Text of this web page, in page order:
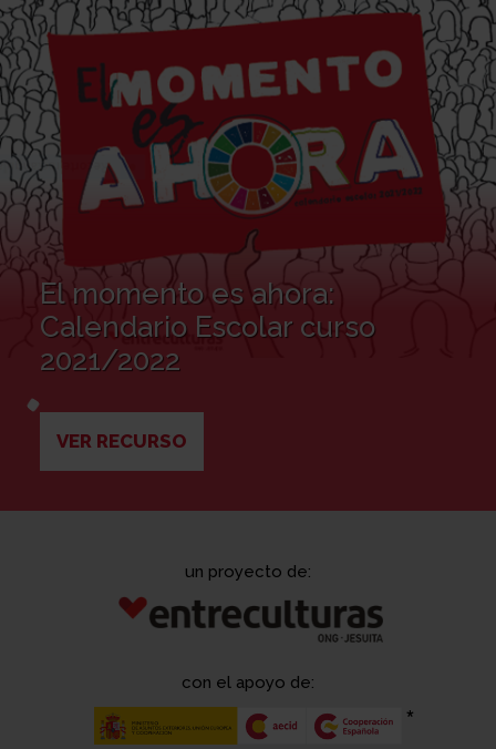
El momento es ahora:
Calendario Escolar curso
2021/2022
VER RECURSO
un proyecto de:
con el apoyo de: